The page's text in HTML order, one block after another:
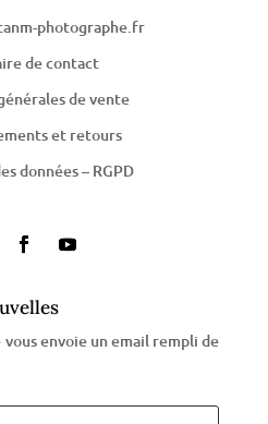
photographe.fr
de contact
de vente
et retours
données – RGPD
vous envoie un email rempli de